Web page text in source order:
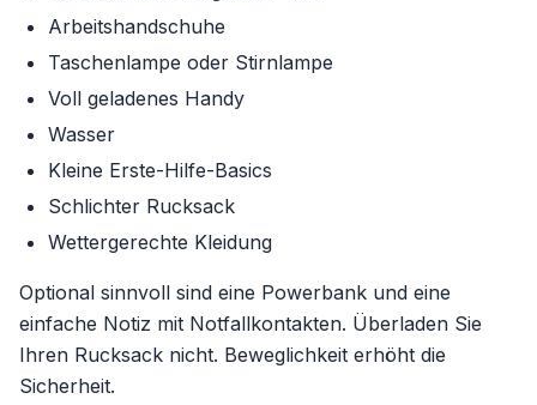
Arbeitshandschuhe
Taschenlampe oder Stirnlampe
Voll geladenes Handy
Wasser
Kleine Erste-Hilfe-Basics
Schlichter Rucksack
Wettergerechte Kleidung
Optional sinnvoll sind eine Powerbank und eine
einfache Notiz mit Notfallkontakten. Überladen Sie
Ihren Rucksack nicht. Beweglichkeit erhöht die
Sicherheit.